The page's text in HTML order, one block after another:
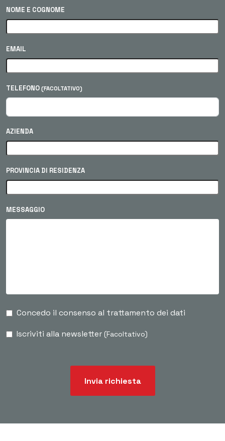
NOME E COGNOME
EMAIL
TELEFONO (FACOLTATIVO)
AZIENDA
PROVINCIA DI RESIDENZA
MESSAGGIO
Concedo il consenso al trattamento dei dati
Iscriviti alla newsletter (Facoltativo)
Invia richiesta